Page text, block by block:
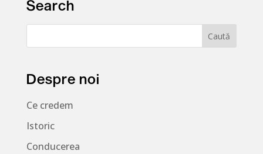
Search
Despre noi
Ce credem
Istoric
Conducerea